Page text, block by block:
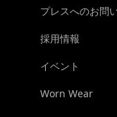
プレスへのお問
採用情報
イベント
Worn Wear